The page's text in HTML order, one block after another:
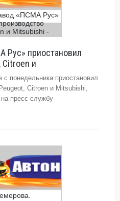
Рус» приостановил
Citroеn и
понедельника приостановил
Citroеn и Mitsubishi,
пресс-службу